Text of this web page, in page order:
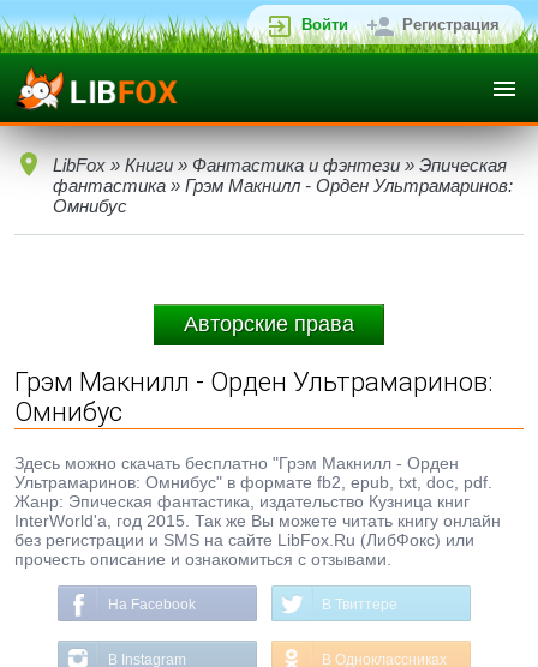
Войти Регистрация
LibFox » Книги » Фантастика и фэнтези » Эпическая
фантастика » Грэм Макнилл - Орден Ультрамаринов:
Омнибус
Авторские права
Грэм Макнилл - Орден Ультрамаринов:
Омнибус
Здесь можно скачать бесплатно "Грэм Макнилл - Орден
Ультрамаринов: Омнибус" в формате fb2, epub, txt, doc, pdf.
Жанр: Эпическая фантастика, издательство Кузница книг
InterWorld'а, год 2015. Так же Вы можете читать книгу онлайн
без регистрации и SMS на сайте LibFox.Ru (ЛибФокс) или
прочесть описание и ознакомиться с отзывами.
На Facebook В Твиттере
В Instagram В Одноклассниках